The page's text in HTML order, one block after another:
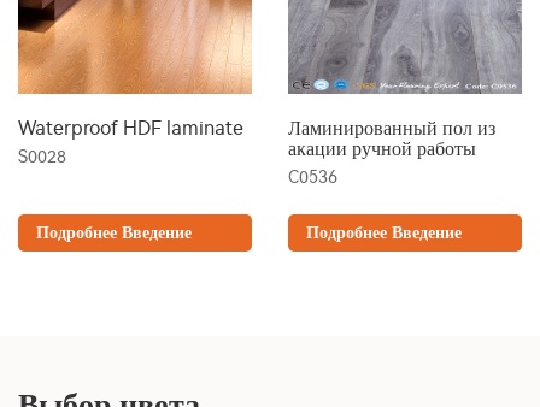
Waterproof HDF laminate
S0028
Подробнее Введение
Ламинированный пол из
акации ручной работы
C0536
Подробнее Введение